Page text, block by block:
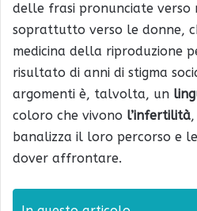
delle frasi pronunciate verso
soprattutto verso le donne,
medicina della riproduzione
risultato di anni di stigma
argomenti è, talvolta, un
coloro che vivono l’infertilità
banalizza il loro percorso e
dover affrontare.